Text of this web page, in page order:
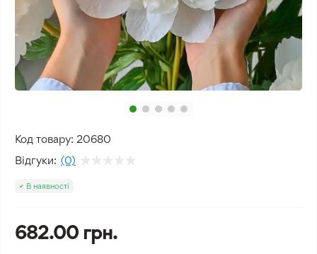
Код товару: 20680
Відгуки: (0)
В наявності
682.00 грн.